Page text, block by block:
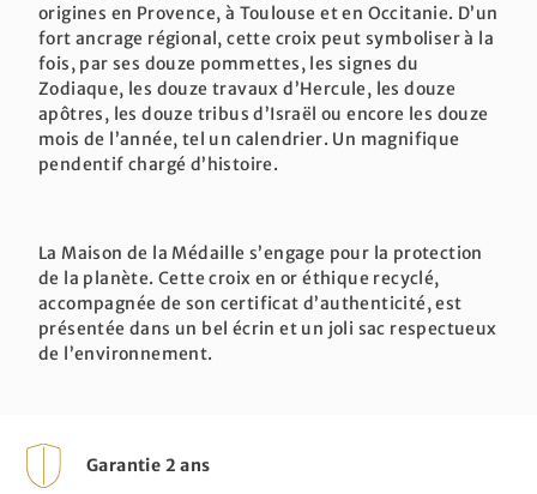
origines en Provence, à Toulouse et en Occitanie. D’un
fort ancrage régional, cette croix peut symboliser à la
fois, par ses douze pommettes, les signes du
Zodiaque, les douze travaux d’Hercule, les douze
apôtres, les douze tribus d’Israël ou encore les douze
mois de l’année, tel un calendrier. Un magnifique
pendentif chargé d’histoire.
La Maison de la Médaille s’engage pour la protection
de la planète. Cette croix en or éthique recyclé,
accompagnée de son certificat d’authenticité, est
présentée dans un bel écrin et un joli sac respectueux
de l’environnement.
Garantie 2 ans